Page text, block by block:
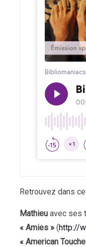
Retrouvez dans
Mathieuavec ses
« Amies » (http://
« American